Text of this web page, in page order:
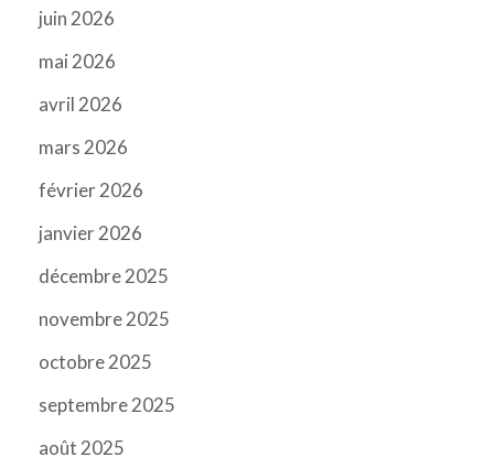
juin 2026
mai 2026
avril 2026
mars 2026
février 2026
janvier 2026
décembre 2025
novembre 2025
octobre 2025
septembre 2025
août 2025